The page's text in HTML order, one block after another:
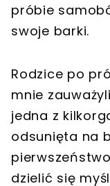
próbie
swoje barki.
Rodzice po
mnie
jedna z
odsunięta na
dzielić się